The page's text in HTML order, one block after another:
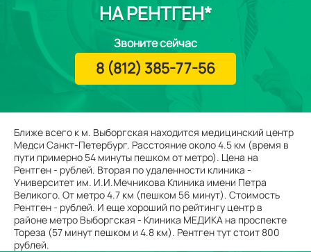
Ближе всего к м. Выборгская находится медицинский центр
Медси Санкт-Петербург. Расстояние около 4.5 км (время в
пути примерно 54 минуты пешком от метро). Цена на
Рентген - рублей. Вторая по удаленности клиника -
Университет им. И.И.Мечникова Клиника имени Петра
Великого. От метро 4.7 км (пешком 56 минут). Стоимость
Рентген - рублей. И еще хороший по рейтингу центр в
районе метро Выборгская - Клиника МЕДИКА на проспекте
Тореза (57 минут пешком и 4.8 км). Рентген тут стоит 800
рублей.
НА РЕНТГЕН*
Звоните сейчас
8 (812) 385-77-56